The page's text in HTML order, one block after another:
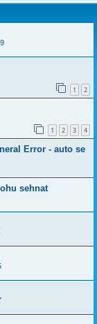
1 2
1 2 3 4
Error - auto se
sehnat